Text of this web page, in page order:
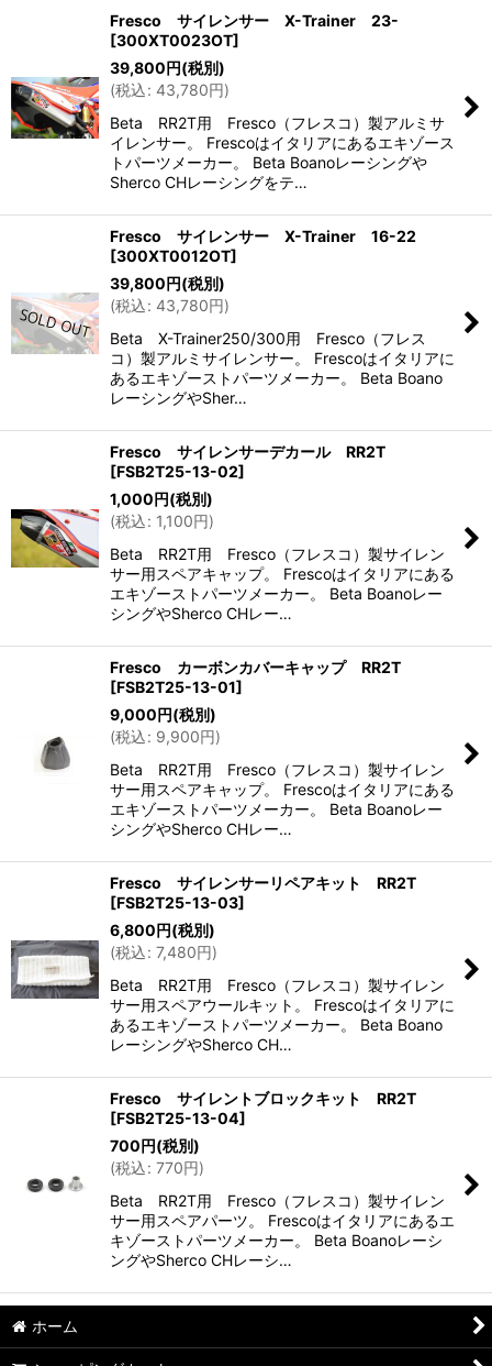
Fresco サイレンサー X-Trainer 23-
[300XT0023OT]
39,800円(税別)
(税込: 43,780円)
Beta RR2T用 Fresco（フレスコ）製アルミサ
イレンサー。 Frescoはイタリアにあるエキゾース
トパーツメーカー。 Beta Boanoレーシングや
Sherco CHレーシングをテ…
Fresco サイレンサー X-Trainer 16-22
[300XT0012OT]
39,800円(税別)
(税込: 43,780円)
Beta X-Trainer250/300用 Fresco（フレス
コ）製アルミサイレンサー。 Frescoはイタリアに
あるエキゾーストパーツメーカー。 Beta Boano
レーシングやSher…
Fresco サイレンサーデカール RR2T
[FSB2T25-13-02]
1,000円(税別)
(税込: 1,100円)
Beta RR2T用 Fresco（フレスコ）製サイレン
サー用スペアキャップ。 Frescoはイタリアにある
エキゾーストパーツメーカー。 Beta Boanoレー
シングやSherco CHレー…
Fresco カーボンカバーキャップ RR2T
[FSB2T25-13-01]
9,000円(税別)
(税込: 9,900円)
Beta RR2T用 Fresco（フレスコ）製サイレン
サー用スペアキャップ。 Frescoはイタリアにある
エキゾーストパーツメーカー。 Beta Boanoレー
シングやSherco CHレー…
Fresco サイレンサーリペアキット RR2T
[FSB2T25-13-03]
6,800円(税別)
(税込: 7,480円)
Beta RR2T用 Fresco（フレスコ）製サイレン
サー用スペアウールキット。 Frescoはイタリアに
あるエキゾーストパーツメーカー。 Beta Boano
レーシングやSherco CH…
Fresco サイレントブロックキット RR2T
[FSB2T25-13-04]
700円(税別)
(税込: 770円)
Beta RR2T用 Fresco（フレスコ）製サイレン
サー用スペアパーツ。 Frescoはイタリアにあるエ
キゾーストパーツメーカー。 Beta Boanoレーシ
ングやSherco CHレーシ…
ホーム